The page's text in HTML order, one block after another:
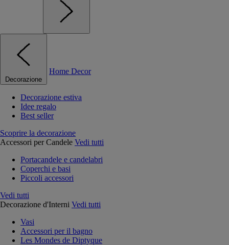
Decorazione
Home Decor
Decorazione estiva
Idee regalo
Best seller
Scoprire la decorazione
Accessori per Candele Vedi tutti
Portacandele e candelabri
Coperchi e basi
Piccoli accessori
Vedi tutti
Decorazione d'Interni Vedi tutti
Vasi
Accessori per il bagno
Les Mondes de Diptyque